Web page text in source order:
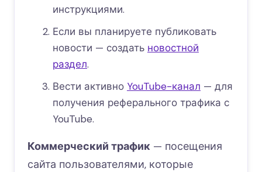
инструкциями.
Если вы планируете публиковать
новости — создать новостной
раздел.
Вести активно YouTube-канал — для
получения реферального трафика с
YouTube.
Коммерческий трафик — посещения
сайта пользователями, которые